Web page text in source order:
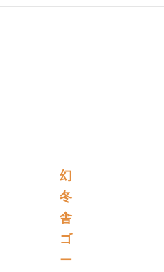
幻
冬
舎
ゴ
ー